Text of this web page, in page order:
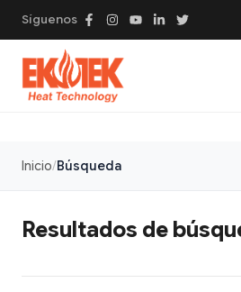
Síguenos
Inicio Búsqueda
Resultados de